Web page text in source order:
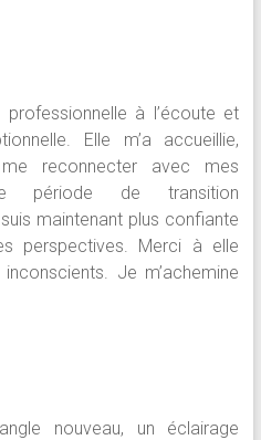
à l’écoute et
Elle m’a accueillie,
reconnecter avec mes
période de transition
maintenant plus confiante
perspectives. Merci à elle
Je m’achemine
nouveau, un éclairage